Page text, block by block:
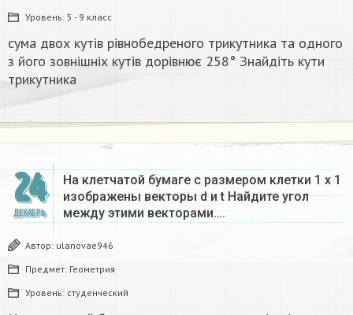
Уровень: 5 - 9 класс
сума двох кутів рівнобедреного трикутника та одного
з його зовнішніх кутів дорівнює 258° Знайдіть кути
трикутника​
24
ДЕКАБРЬ
На клетчатой бумаге с размером клетки 1 x 1
изображены векторы d и t Найдите угол
между этими векторами….
Автор: ulanovae946
Предмет: Геометрия
Уровень: студенческий